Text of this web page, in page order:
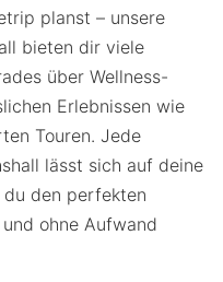
planst – unsere
bieten dir viele
über Wellness-
Erlebnissen wie
Touren. Jede
lässt sich auf deine
du den perfekten
ohne Aufwand